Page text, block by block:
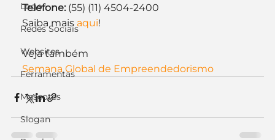
Logo
Redes Sociais
Websites
Ferramentas
Mascotes
Slogan
Telefone: (55) (11) 4504-2400
Saiba mais aqui!
Veja também
Semana Global de Empreendedorismo